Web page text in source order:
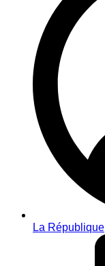
La République